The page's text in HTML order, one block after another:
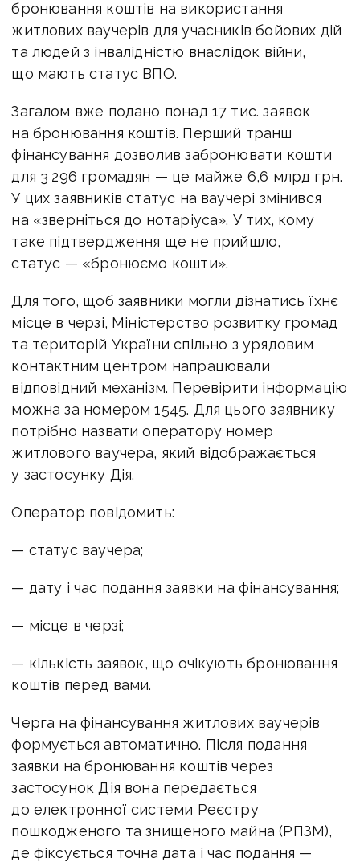
бронювання коштів на використання
житлових ваучерів для учасників бойових дій
та людей з інвалідністю внаслідок війни,
що мають статус ВПО.
Загалом вже подано понад 17 тис. заявок
на бронювання коштів. Перший транш
фінансування дозволив забронювати кошти
для 3 296 громадян — це майже 6,6 млрд грн.
У цих заявників статус на ваучері змінився
на «зверніться до нотаріуса». У тих, кому
таке підтвердження ще не прийшло,
статус — «бронюємо кошти».
Для того, щоб заявники могли дізнатись їхнє
місце в черзі, Міністерство розвитку громад
та територій України спільно з урядовим
контактним центром напрацювали
відповідний механізм. Перевірити інформацію
можна за номером 1545. Для цього заявнику
потрібно назвати оператору номер
житлового ваучера, який відображається
у застосунку Дія.
Оператор повідомить:
— статус ваучера;
— дату і час подання заявки на фінансування;
— місце в черзі;
— кількість заявок, що очікують бронювання
коштів перед вами.
Черга на фінансування житлових ваучерів
формується автоматично. Після подання
заявки на бронювання коштів через
застосунок Дія вона передається
до електронної системи Реєстру
пошкодженого та знищеного майна (РПЗМ),
де фіксується точна дата і час подання —